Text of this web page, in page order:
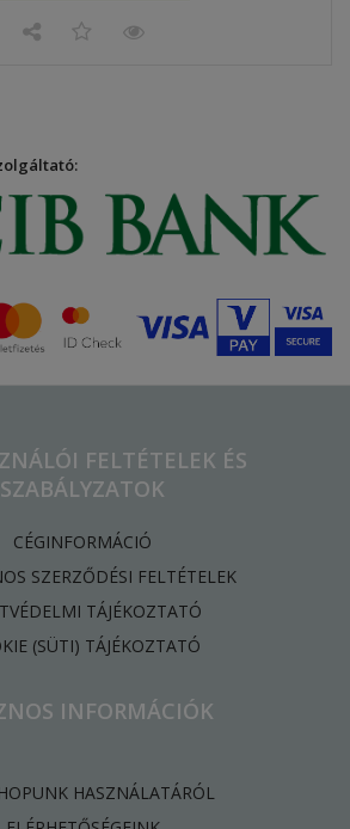
FELTÉTELEK ÉS
SZABÁLYZATOK
CÉGINFORMÁCIÓ
SZERZŐDÉSI FELTÉTELEK
TÁJÉKOZTATÓ
(SÜTI) TÁJÉKOZTATÓ
INFORMÁCIÓK
HASZNÁLATÁRÓL